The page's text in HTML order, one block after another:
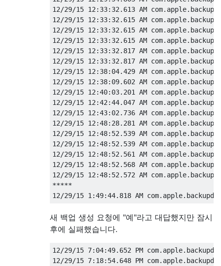
12/29/15 12:33:32.613 AM
12/29/15 12:33:32.615 AM
12/29/15 12:33:32.615 AM
12/29/15 12:33:32.615 AM
12/29/15 12:33:32.817 AM
12/29/15 12:33:32.817 AM
12/29/15 12:38:04.429 AM
12/29/15 12:38:09.602 AM
12/29/15 12:40:03.201 AM
12/29/15 12:42:44.047 AM
12/29/15 12:43:02.736 AM
12/29/15 12:48:28.281 AM
12/29/15 12:48:52.539 AM
12/29/15 12:48:52.539 AM
12/29/15 12:48:52.561 AM
12/29/15 12:48:52.568 AM
12/29/15 12:48:52.572 AM
*****
새 백업 생성 요청에 "예"라고 대답했지만 잠시
후에 실패했습니다.
12/29/15 7:04:49.652 PM
12/29/15 7:18:54.648 PM